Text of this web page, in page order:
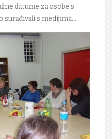
datume za osobe s
surađivali s medijima…